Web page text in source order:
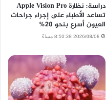
دراسة: نظارة Apple Vision Pro
تساعد الأطباء على إجراء جراحات
العيون أسرع بنحو 20%
2026/08/08 8:50:38 مساءً